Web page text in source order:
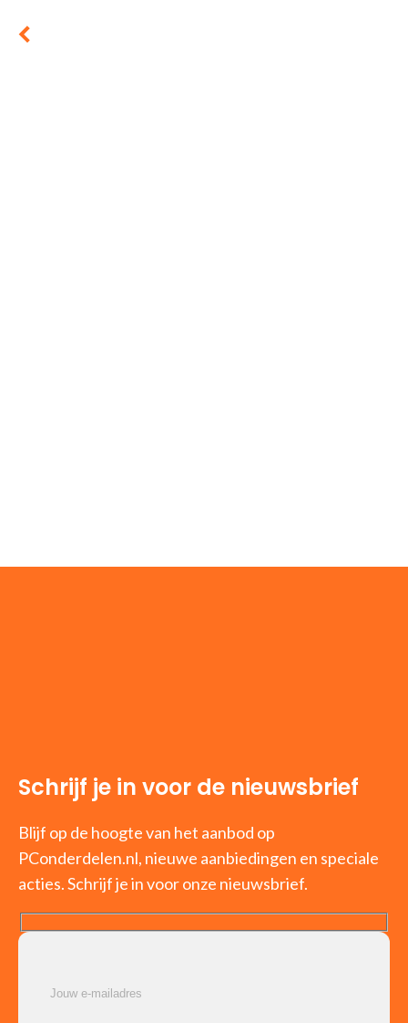
Schrijf je in voor de nieuwsbrief
Blijf op de hoogte van het aanbod op
PConderdelen.nl, nieuwe aanbiedingen en speciale
acties. Schrijf je in voor onze nieuwsbrief.